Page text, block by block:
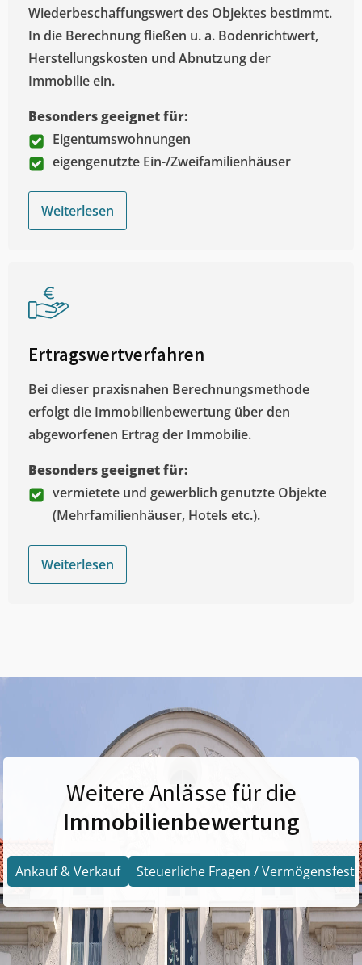
Wiederbeschaffungswert des Objektes bestimmt.
In die Berechnung fließen u. a. Bodenrichtwert,
Herstellungskosten und Abnutzung der
Immobilie ein.
Besonders geeignet für:
Eigentumswohnungen
eigengenutzte Ein-/Zweifamilienhäuser
Weiterlesen
Ertragswertverfahren
Bei dieser praxisnahen Berechnungsmethode
erfolgt die Immobilienbewertung über den
abgeworfenen Ertrag der Immobilie.
Besonders geeignet für:
vermietete und gewerblich genutzte Objekte
(Mehrfamilienhäuser, Hotels etc.).
Weiterlesen
Weitere Anlässe für die
Immobilienbewertung
Ankauf & Verkauf Steuerliche Fragen /